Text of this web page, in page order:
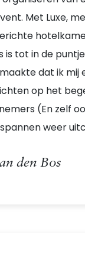
Met Luxe,
is tot in de
dat ik mij
op het
(En zelf
weer
den Bos